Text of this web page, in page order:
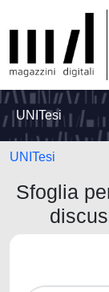
UNITesi
UNITesi
Sfoglia